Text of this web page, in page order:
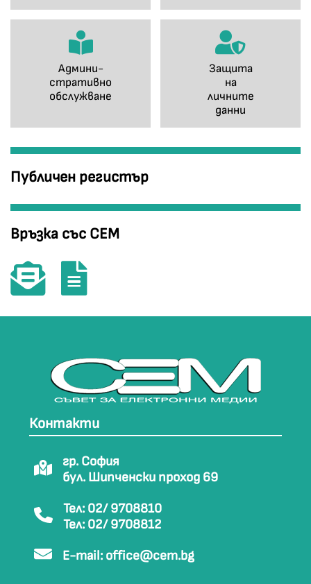
Админи-
стративно
обслужване
Защита
на
личните
данни
Публичен регистър
Връзка със СЕМ
Контакти
гр. София
бул. Шипченски проход 69
Тел: 02/ 9708810
Тел: 02/ 9708812
E-mail: office@cem.bg